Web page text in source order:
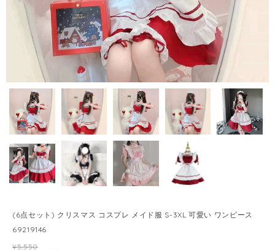
(6点セット) クリスマス コスプレ メイド服 S-3XL 可愛い ワンピース
69219146
¥5,550